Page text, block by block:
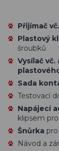
Přijímač
Plastový
šroubků
Vysílač
Sada
Testovací
Napájecí
klipsem
Šnůrka
Návod a